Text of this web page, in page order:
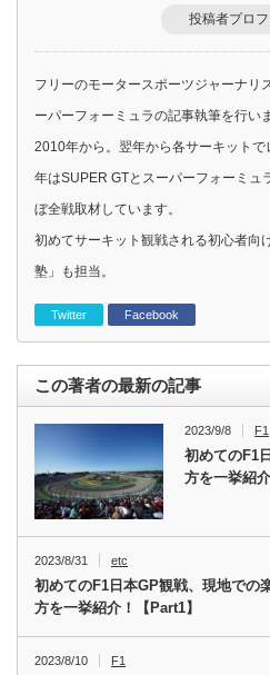
投稿者プロ
フリーのモータースポーツジャーナリ
ーパーフォーミュラの記事執筆を行い
2010年から。翌年から各サーキット
年はSUPER GTとスーパーフォーミュ
ぼ全戦取材しています。
初めてサーキット観戦される初心者向
塾」も担当。
Twitter Facebook
この著者の最新の記事
2023/9/8 F1
初めてのF1
方を一挙紹
2023/8/31 etc
初めてのF1日本GP観戦、現地での
方を一挙紹介！【Part1】
2023/8/10 F1